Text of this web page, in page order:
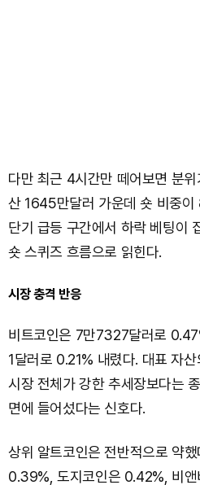
다만 최근 4시간만 떼어보면 분
산 1645만달러 가운데 숏 비중
단기 급등 구간에서 하락 베팅이
숏 스퀴즈 흐름으로 읽힌다.
시장 충격 반응
비트코인은 7만7327달러로
1달러로 0.21% 내렸다. 대표 자
시장 전체가 강한 추세장보다는
면에 들어섰다는 신호다.
상위 알트코인은 전반적으로 약
0.39%, 도지코인은 0.42%, 비